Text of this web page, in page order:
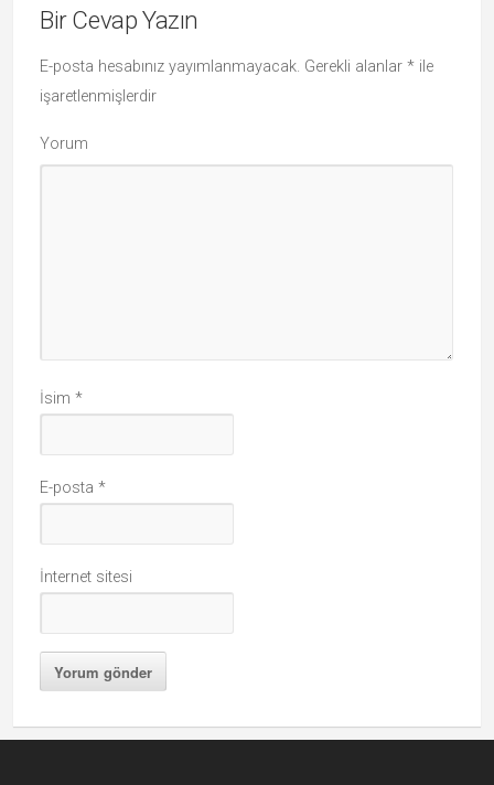
Bir Cevap Yazın
E-posta hesabınız yayımlanmayacak. Gerekli alanlar * ile
işaretlenmişlerdir
Yorum
İsim *
E-posta *
İnternet sitesi